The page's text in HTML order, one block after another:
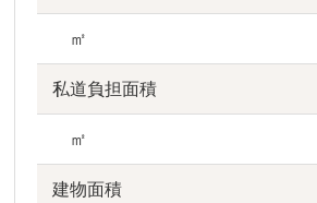
㎡
私道負担面積
㎡
建物面積